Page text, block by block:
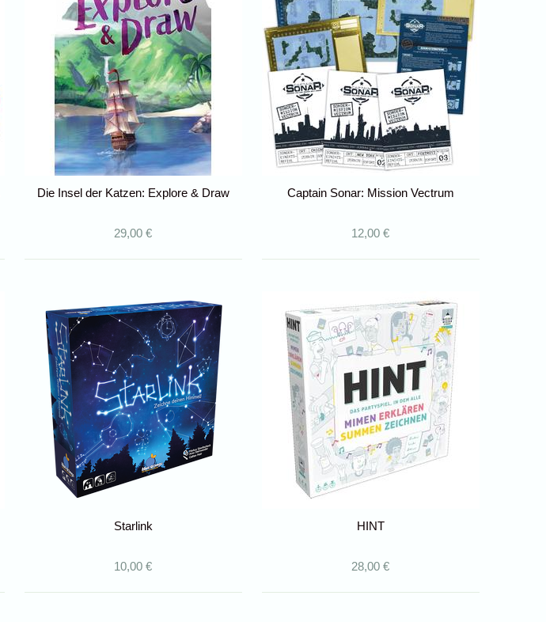
Die Insel der Katzen: Explore & Draw
29,00 €
Captain Sonar: Mission Vectrum
12,00 €
Starlink
10,00 €
HINT
28,00 €